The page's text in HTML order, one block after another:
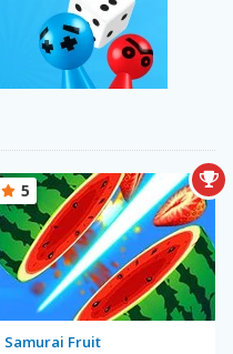
Samurai Fruit
5